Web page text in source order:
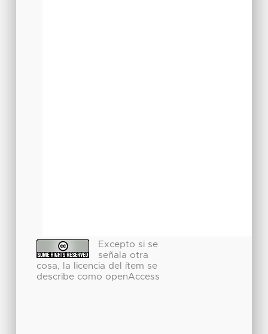
Excepto si se
señala otra
cosa, la licencia del ítem se
describe como openAccess